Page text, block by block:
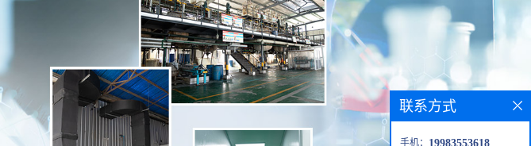
联系方式
手机： 19983553618